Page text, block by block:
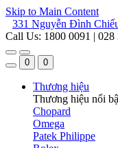
Skip to Main Content
331 Nguyễn Đình
Call Us: 1800 0091 | 028
0 0
Thương hiệu
Thương hiệu nổi
Chopard
Omega
Patek Philippe